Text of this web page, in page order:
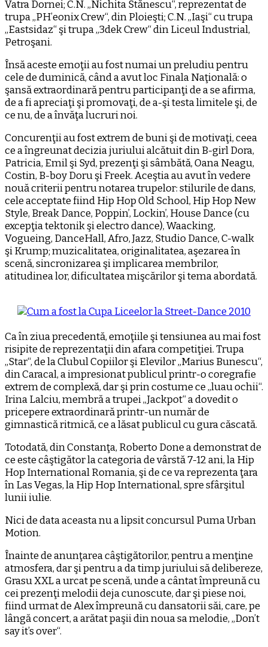
Vatra Dornei; C.N. „Nichita Stănescu“, reprezentat de
trupa „PH’eonix Crew“, din Ploieşti; C.N. „Iaşi“ cu trupa
„Eastsidaz“ şi trupa „3dek Crew“ din Liceul Industrial,
Petroşani.
Însă aceste emoţii au fost numai un preludiu pentru
cele de duminică, când a avut loc Finala Naţională: o
şansă extraordinară pentru participanţi de a se afirma,
de a fi apreciaţi şi promovaţi, de a-şi testa limitele şi, de
ce nu, de a învăţa lucruri noi.
Concurenţii au fost extrem de buni şi de motivaţi, ceea
ce a îngreunat decizia juriului alcătuit din B-girl Dora,
Patricia, Emil şi Syd, prezenţi şi sâmbătă, Oana Neagu,
Costin, B-boy Doru şi Freek. Aceştia au avut în vedere
nouă criterii pentru notarea trupelor: stilurile de dans,
cele acceptate fiind Hip Hop Old School, Hip Hop New
Style, Break Dance, Poppin’, Lockin’, House Dance (cu
excepţia tektonik şi electro dance), Waacking,
Vogueing, DanceHall, Afro, Jazz, Studio Dance, C-walk
şi Krump; muzicalitatea, originalitatea, aşezarea în
scenă, sincronizarea şi implicarea membrilor,
atitudinea lor, dificultatea mişcărilor şi tema abordată.
Ca în ziua precedentă, emoţiile şi tensiunea au mai fost
risipite de reprezentaţii din afara competiţiei. Trupa
„Star“, de la Clubul Copiilor şi Elevilor „Marius Bunescu“,
din Caracal, a impresionat publicul printr-o coregrafie
extrem de complexă, dar şi prin costume ce „luau ochii“.
Irina Lalciu, membră a trupei „Jackpot“ a dovedit o
pricepere extraordinară printr-un număr de
gimnastică ritmică, ce a lăsat publicul cu gura căscată.
Totodată, din Constanţa, Roberto Done a demonstrat de
ce este câştigător la categoria de vârstă 7-12 ani, la Hip
Hop International Romania, şi de ce va reprezenta ţara
în Las Vegas, la Hip Hop International, spre sfârşitul
lunii iulie.
Nici de data aceasta nu a lipsit concursul Puma Urban
Motion.
Înainte de anunţarea câştigătorilor, pentru a menţine
atmosfera, dar şi pentru a da timp juriului să delibereze,
Grasu XXL a urcat pe scenă, unde a cântat împreună cu
cei prezenţi melodii deja cunoscute, dar şi piese noi,
fiind urmat de Alex împreună cu dansatorii săi, care, pe
lângă concert, a arătat paşii din noua sa melodie, „Don’t
say it’s over“.